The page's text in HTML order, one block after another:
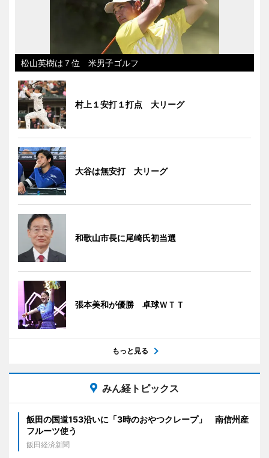
松山英樹は７位 米男子ゴルフ
村上１安打１打点 大リーグ
大谷は無安打 大リーグ
和歌山市長に尾崎氏初当選
張本美和が優勝 卓球ＷＴＴ
もっと見る
みん経トピックス
飯田の国道153沿いに「3時のおやつクレープ」 南信州産
フルーツ使う
飯田経済新聞